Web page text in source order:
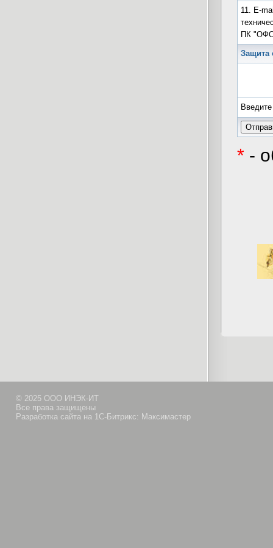
11. E-
ПК
Защита
* -
© 2025 ООО ИНЭК-ИТ
Все права защищены
Разработка сайта на 1С-Битрикс: Максимастер